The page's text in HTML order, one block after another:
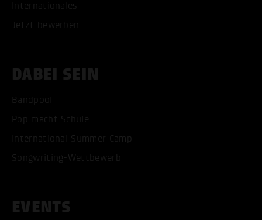
Internationales
Jetzt bewerben
DABEI SEIN
Bandpool
Pop macht Schule
International Summer Camp
Songwriting-Wettbewerb
EVENTS